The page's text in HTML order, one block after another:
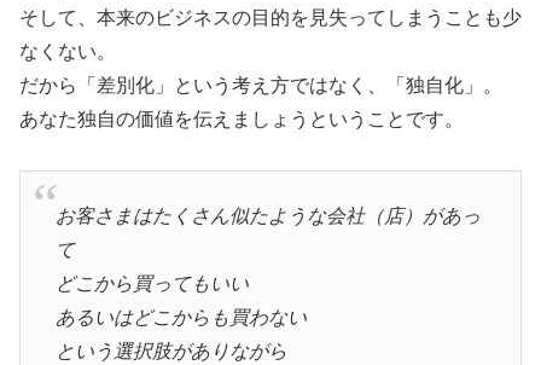
そして、本来のビジネスの目的を見失ってしまうことも少
なくない。
だから「差別化」という考え方ではなく、「独自化」。
あなた独自の価値を伝えましょうということです。
お客さまはたくさん似たような会社（店）があっ
て
どこから買ってもいい
あるいはどこからも買わない
という選択肢がありながら